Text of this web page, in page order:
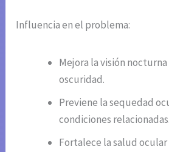
Influencia en el problema:
Mejora la visión
oscuridad.
Previene la sequedad
condiciones relacionadas.
Fortalece la salud ocular